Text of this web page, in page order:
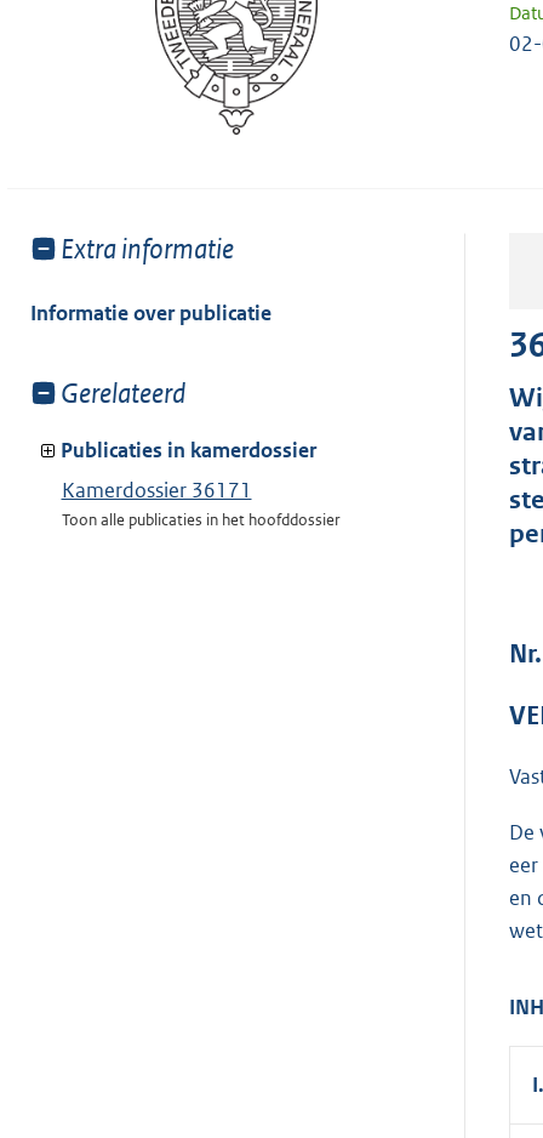
Toon
van:
Extra informatie
Informatie over publicatie
Toon
van:
Gerelateerd
Publicaties in kamerdossier
Kamerdossier 36171
Toon alle publicaties in het hoofddossier
De
en
I.